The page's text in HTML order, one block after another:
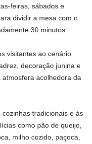
feiras, sábados e
dividir a mesa com o
30 minutos.
visitantes ao cenário
decoração junina e
acolhedora da
tradicionais e às
como pão de queijo,
milho cozido, paçoca,